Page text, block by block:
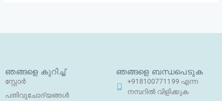
ഞങ്ങളെ കുറിച്ച്
സ്റ്റോർ
പതിവുചോദ്യങ്ങൾ
ഞങ്ങളെ ബന്ധപെടുക
+918100771199 എന്ന
നമ്പറിൽ വിളിക്കുക